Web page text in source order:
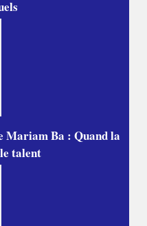
Mariam Ba : Quand la
talent